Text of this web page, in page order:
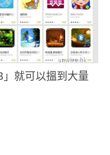
就可以搵到大量